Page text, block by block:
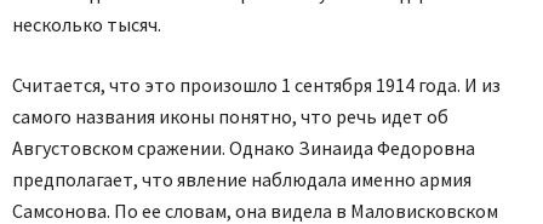
несколько тысяч.
Считается, что это произошло 1 сентября 1914 года. И из
самого названия иконы понятно, что речь идет об
Августовском сражении. Однако Зинаида Федоровна
предполагает, что явление наблюдала именно армия
Самсонова. По ее словам, она видела в Маловисковском